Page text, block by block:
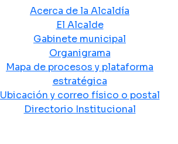
Acerca de la Alcaldía
El Alcalde
Gabinete municipal
Organigrama
Mapa de procesos y plataforma
estratégica
Ubicación y correo físico o postal
Directorio Institucional